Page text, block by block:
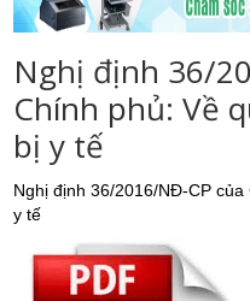
Nghị định 36/
Chính phủ: Về
bị y tế
Nghị định 36/2016/NĐ-CP
y tế